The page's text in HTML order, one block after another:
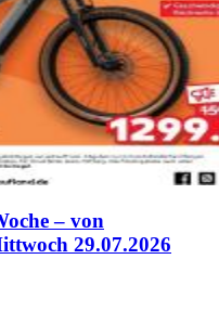
– von
29.07.2026